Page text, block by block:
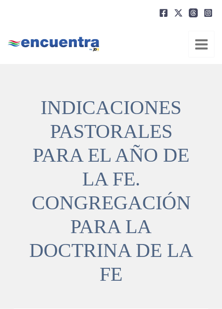
INDICACIONES
PASTORALES
PARA EL AÑO DE
LA FE.
CONGREGACIÓN
PARA LA
DOCTRINA DE LA
FE